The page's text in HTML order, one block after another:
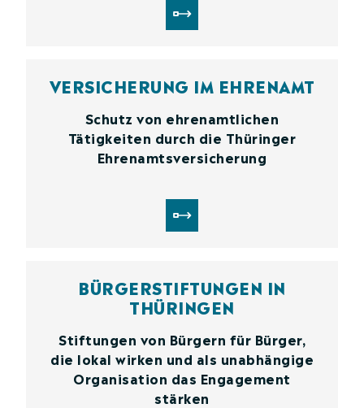
VERSICHERUNG IM EHRENAMT
Schutz von ehrenamtlichen
Tätigkeiten durch die Thüringer
Ehrenamtsversicherung
BÜRGER­STIFTUNGEN IN
THÜRINGEN
Stiftungen von Bürgern für Bürger,
die lokal wirken und als unabhängige
Organisation das Engagement
stärken